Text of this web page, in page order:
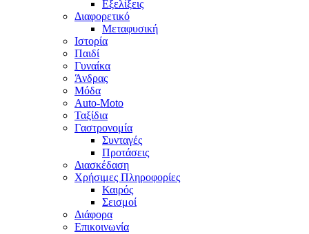
Εξελίξεις
Διαφορετικό
Μεταφυσική
Ιστορία
Παιδί
Γυναίκα
Άνδρας
Μόδα
Auto-Moto
Ταξίδια
Γαστρονομία
Συνταγές
Προτάσεις
Διασκέδαση
Χρήσιμες Πληροφορίες
Καιρός
Σεισμοί
Διάφορα
Επικοινωνία